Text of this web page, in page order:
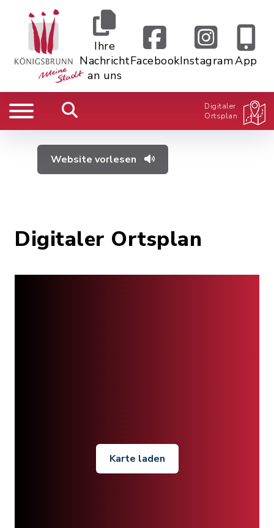
Ihre
Nachricht
an uns
FacebookInstagramApp
Digitaler
Ortsplan
Website vorlesen
Digitaler Ortsplan
Karte laden